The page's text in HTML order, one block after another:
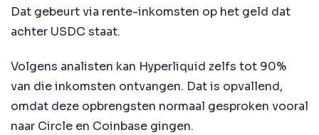
Dat gebeurt via rente-inkomsten op het geld dat
achter USDC staat.
Volgens analisten kan Hyperliquid zelfs tot 90%
van die inkomsten ontvangen. Dat is opvallend,
omdat deze opbrengsten normaal gesproken vooral
naar Circle en Coinbase gingen.